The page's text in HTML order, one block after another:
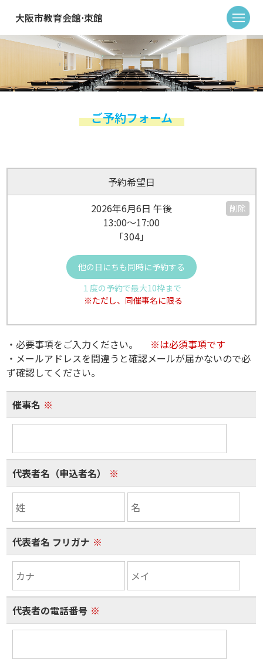
大阪市教育会館⋅東館
ご予約フォーム
予約希望日
2026年6月6日 午後
13:00～17:00
「304」
削除
他の日にちも同時に予約する
１度の予約で最大10枠まで
※ただし、同催事名に限る
・必要事項をご入力ください。
※は必須事項です
・メールアドレスを間違うと確認メールが届かないので必
ず確認してください。
催事名 ※
代表者名（申込者名） ※
代表者名 フリガナ ※
代表者の電話番号 ※